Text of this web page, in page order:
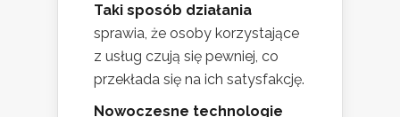
Taki sposób działania
sprawia, że osoby korzystające
z usług czują się pewniej, co
przekłada się na ich satysfakcję.
Nowoczesne technologie